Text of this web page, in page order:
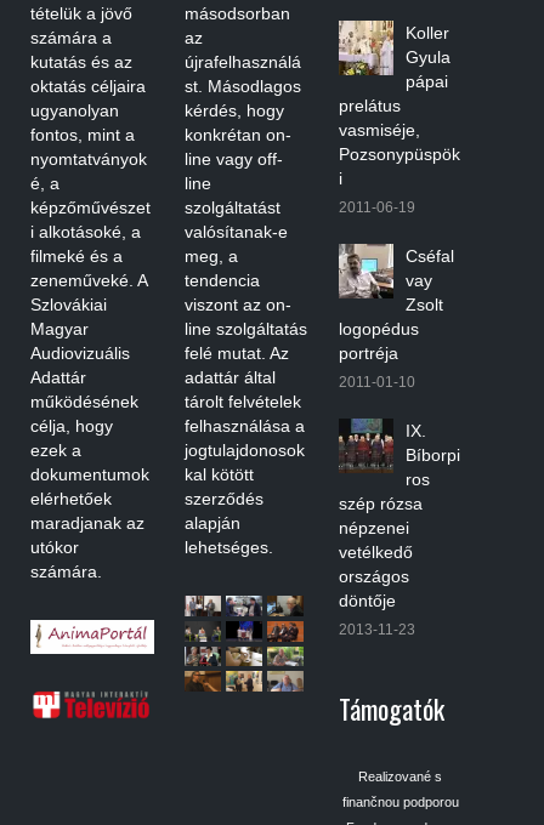
tételük a jövő
számára a
kutatás és az
oktatás céljaira
ugyanolyan
fontos, mint a
nyomtatványok
é, a
képzőművészet
i alkotásoké, a
filmeké és a
zeneműveké. A
Szlovákiai
Magyar
Audiovizuális
Adattár
működésének
célja, hogy
ezek a
dokumentumok
elérhetőek
maradjanak az
utókor
számára.
másodsorban
az
újrafelhasználá
st. Másodlagos
kérdés, hogy
konkrétan on-
line vagy off-
line
szolgáltatást
valósítanak-e
meg, a
tendencia
viszont az on-
line szolgáltatás
felé mutat. Az
adattár által
tárolt felvételek
felhasználása a
jogtulajdonosok
kal kötött
szerződés
alapján
lehetséges.
Koller
Gyula
pápai
prelátus
vasmiséje,
Pozsonypüspök
i
2011-06-19
Cséfal
vay
Zsolt
logopédus
portréja
2011-01-10
IX.
Bíborpi
ros
szép rózsa
népzenei
vetélkedő
országos
döntője
2013-11-23
Támogatók
Realizované s
finančnou podporou